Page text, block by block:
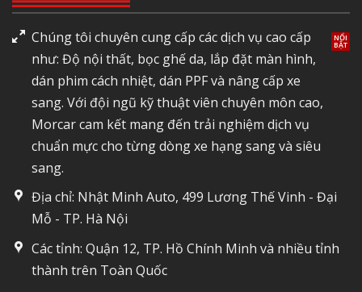
Chúng tôi chuyên cung cấp các dịch vụ cao cấp
như: Độ nội thất, bọc ghế da, lắp đặt màn hình,
dán phim cách nhiệt, dán PPF và nâng cấp xe
sang. Với đội ngũ kỹ thuật viên chuyên môn cao,
Morcar cam kết mang đến trải nghiệm dịch vụ
chuẩn mực cho từng dòng xe hạng sang và siêu
sang.
Địa chỉ: Nhật Minh Auto, 499 Lương Thế Vinh - Đại
Mỗ - TP. Hà Nội
Các tỉnh: Quận 12, TP. Hồ Chính Minh và nhiều tỉnh
thành trên Toàn Quốc